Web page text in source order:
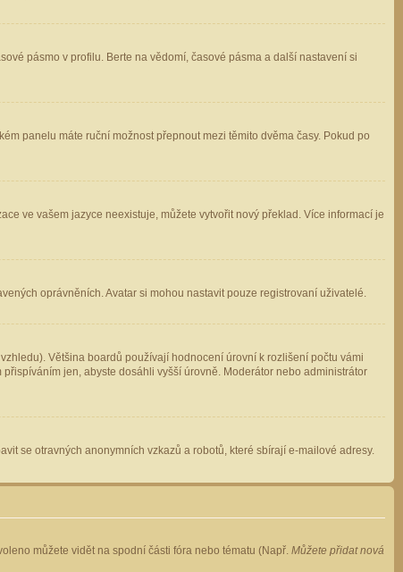
pásmo v profilu. Berte na vědomí, časové pásma a další nastavení si
panelu máte ruční možnost přepnout mezi těmito dvěma časy. Pokud po
ve vašem jazyce neexistuje, můžete vytvořit nový překlad. Více informací je
oprávněních. Avatar si mohou nastavit pouze registrovaní uživatelé.
Většina boardů používají hodnocení úrovní k rozlišení počtu vámi
jen, abyste dosáhli vyšší úrovně. Moderátor nebo administrátor
se otravných anonymních vzkazů a robotů, které sbírají e-mailové adresy.
můžete vidět na spodní části fóra nebo tématu (Např. Můžete přidat nová